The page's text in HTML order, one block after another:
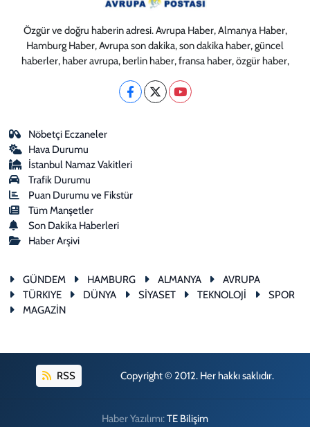
Özgür ve doğru haberin adresi. Avrupa Haber, Almanya Haber,
Hamburg Haber, Avrupa son dakika, son dakika haber, güncel
haberler, haber avrupa, berlin haber, fransa haber, özgür haber,
Nöbetçi Eczaneler
Hava Durumu
İstanbul Namaz Vakitleri
Trafik Durumu
Puan Durumu ve Fikstür
Tüm Manşetler
Son Dakika Haberleri
Haber Arşivi
GÜNDEM HAMBURG ALMANYA
AVRUPA
TÜRKIYE
DÜNYA SİYASET TEKNOLOJİ
SPOR
MAGAZİN
RSS Copyright © 2012. Her hakkı saklıdır.
Haber Yazılımı:TE Bilişim